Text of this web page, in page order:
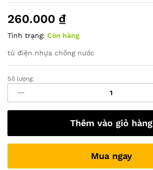
260.000 ₫
Tình trạng: Còn hàng
tủ điện nhựa chống nước
Tủ
điện
nhựa
300
300
x
Số lượng:
Thêm vào giỏ hàng
Mua ngay